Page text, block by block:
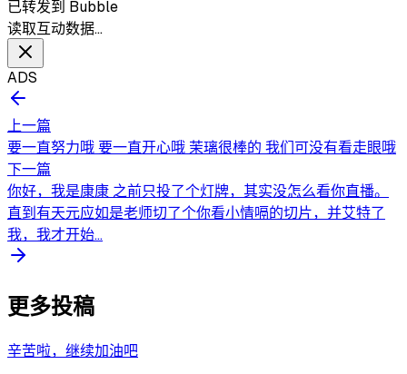
已转发到 Bubble
读取互动数据…
ADS
上一篇
要一直努力哦 要一直开心哦 茉璃很棒的 我们可没有看走眼哦
下一篇
你好，我是康康 之前只投了个灯牌，其实没怎么看你直播。
直到有天元应如是老师切了个你看小情嗝的切片，并艾特了
我，我才开始...
更多投稿
辛苦啦，继续加油吧